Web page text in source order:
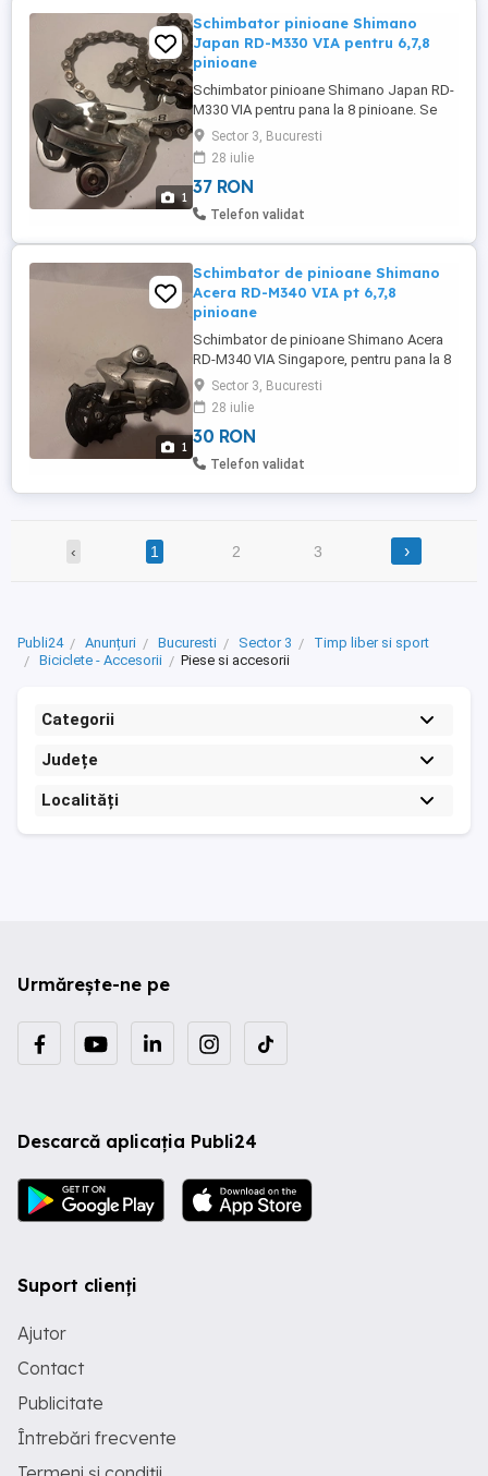
1
Schimbator pinioane Shimano
Japan RD-M330 VIA pentru 6,7,8
pinioane
Schimbator pinioane Shimano Japan RD-
M330 VIA pentru pana la 8 pinioane. Se
poate vedea si testa in Bucuresti, sector 3.
Sector 3, Bucuresti
28 iulie
37 RON
Telefon validat
1
Schimbator de pinioane Shimano
Acera RD-M340 VIA pt 6,7,8
pinioane
Schimbator de pinioane Shimano Acera
RD-M340 VIA Singapore, pentru pana la 8
pinioane ( 6 ; 7 ; 8 ). Se poate vedea si
testa in Bucuresti, sector 3.
Sector 3, Bucuresti
28 iulie
30 RON
Telefon validat
‹ 1 2 3 ›
Publi24 Anunțuri Bucuresti Sector 3
Timp liber si sport
Biciclete - Accesorii
Piese si accesorii
Categorii
Județe
Localități
Urmărește-ne pe
Descarcă aplicația Publi24
Suport clienți
Ajutor
Contact
Publicitate
Întrebări frecvente